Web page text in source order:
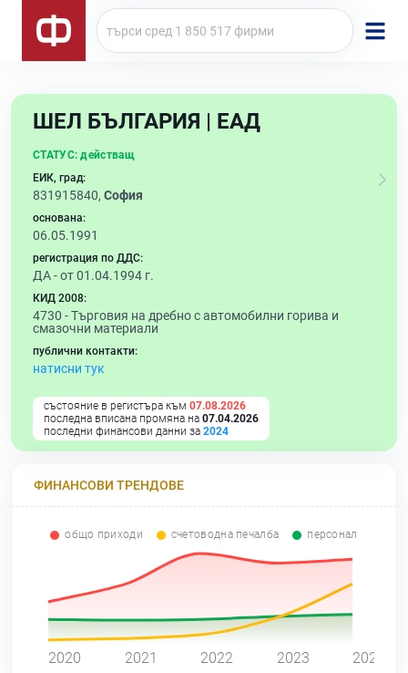
ШЕЛ БЪЛГАРИЯ | ЕАД
СТАТУС: действащ
ЕИК, град:
831915840, София
основана:
06.05.1991
регистрация по ДДС:
ДА - от 01.04.1994 г.
КИД 2008:
4730 -Търговия на дребно с автомобилни горива и
смазочни материали
публични контакти:
натисни тук
състояние в регистъра към 07.08.2026
последна вписана промяна на 07.04.2026
последни финансови данни за 2024
ФИНАНСОВИ ТРЕНДОВЕ
общо приходи счетоводна печалба персонал
2020 2021 2022 2023 2024